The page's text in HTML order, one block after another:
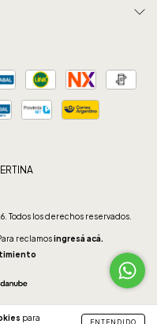
para
ENTENDIDO
Todos los derechos reservados.
reclamosingresá acá.